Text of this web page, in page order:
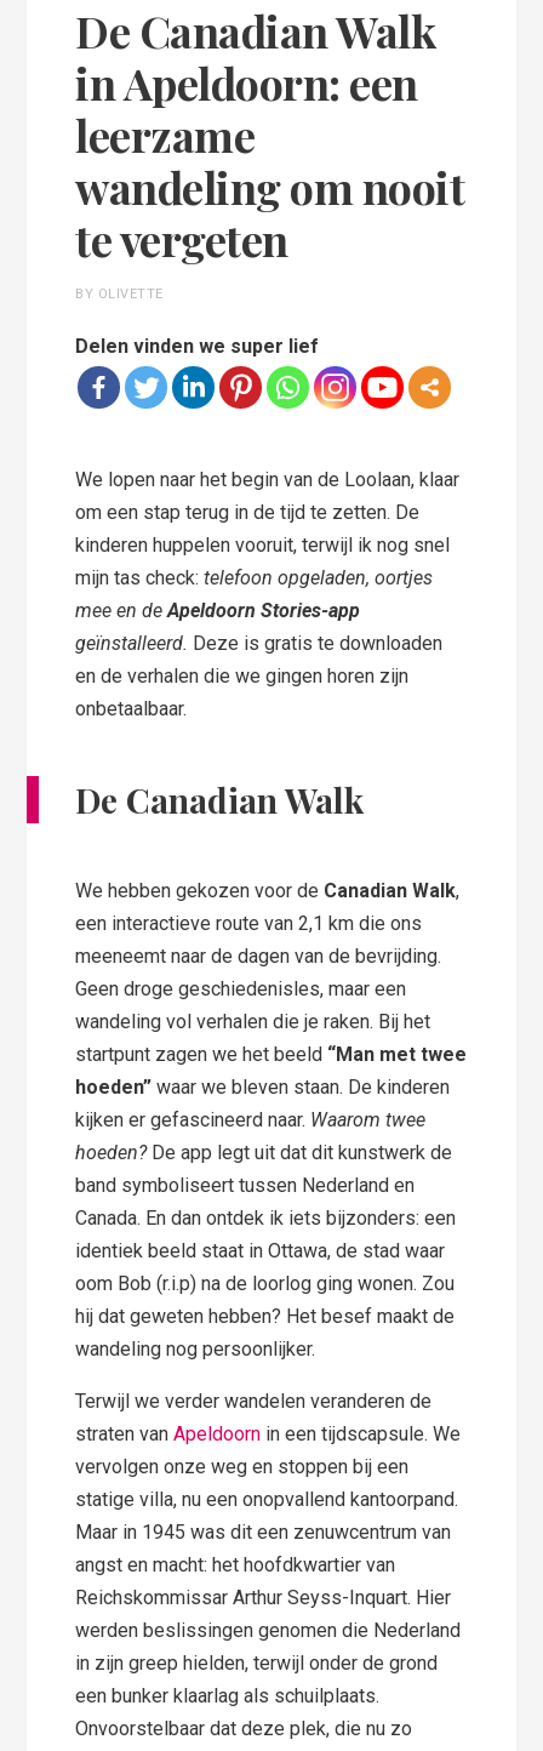
De Canadian Walk
in Apeldoorn: een
leerzame
wandeling om nooit
te vergeten
BY OLIVETTE
Delen vinden we super lief
We lopen naar het begin van de Loolaan, klaar
om een stap terug in de tijd te zetten. De
kinderen huppelen vooruit, terwijl ik nog snel
mijn tas check:telefoon opgeladen, oortjes
mee en deApeldoorn Stories-app
geïnstalleerd. Deze is gratis te downloaden
en de verhalen die we gingen horen zijn
onbetaalbaar.
De Canadian Walk
We hebben gekozen voor de Canadian Walk,
een interactieve route van 2,1 km die ons
meeneemt naar de dagen van de bevrijding.
Geen droge geschiedenisles, maar een
wandeling vol verhalen die je raken. Bij het
startpunt zagen we het beeld “Man met twee
hoeden” waar we bleven staan. De kinderen
kijken er gefascineerd naar. Waarom twee
hoeden?De app legt uit dat dit kunstwerk de
band symboliseert tussen Nederland en
Canada. En dan ontdek ik iets bijzonders: een
identiek beeld staat in Ottawa, de stad waar
oom Bob (r.i.p) na de loorlog ging wonen. Zou
hij dat geweten hebben? Het besef maakt de
wandeling nog persoonlijker.
Terwijl we verder wandelen veranderen de
straten vanApeldoorn in een tijdscapsule. We
vervolgen onze weg en stoppen bij een
statige villa, nu een onopvallend kantoorpand.
Maar in 1945 was dit een zenuwcentrum van
angst en macht: het hoofdkwartier van
Reichskommissar Arthur Seyss-Inquart. Hier
werden beslissingen genomen die Nederland
in zijn greep hielden, terwijl onder de grond
een bunker klaarlag als schuilplaats.
Onvoorstelbaar dat deze plek, die nu zo